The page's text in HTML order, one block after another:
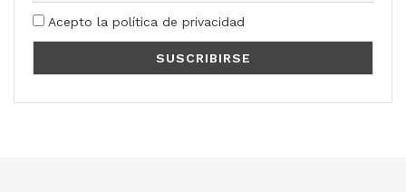
Acepto la política de privacidad